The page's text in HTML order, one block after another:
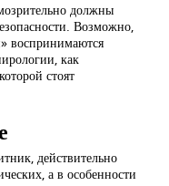
должны
Возможно,
воспринимаются
как
стоят
действительно
а в особенности